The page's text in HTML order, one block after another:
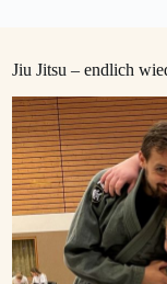
Jiu Jitsu – endlich